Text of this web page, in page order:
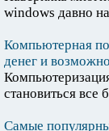
windows давно
Компьютерная
денег и
становиться все
Самые